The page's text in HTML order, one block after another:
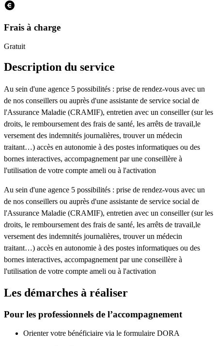
Frais à charge
Gratuit
Description du service
Au sein d'une agence 5 possibilités : prise de rendez-vous avec un
de nos conseillers ou auprès d'une assistante de service social de
l'Assurance Maladie (CRAMIF), entretien avec un conseiller (sur les
droits, le remboursement des frais de santé, les arrêts de travail,le
versement des indemnités journalières, trouver un médecin
traitant…) accès en autonomie à des postes informatiques ou des
bornes interactives, accompagnement par une conseillère à
l'utilisation de votre compte ameli ou à l'activation
Au sein d'une agence 5 possibilités : prise de rendez-vous avec un
de nos conseillers ou auprès d'une assistante de service social de
l'Assurance Maladie (CRAMIF), entretien avec un conseiller (sur les
droits, le remboursement des frais de santé, les arrêts de travail,le
versement des indemnités journalières, trouver un médecin
traitant…) accès en autonomie à des postes informatiques ou des
bornes interactives, accompagnement par une conseillère à
l'utilisation de votre compte ameli ou à l'activation
Les démarches à réaliser
Pour les professionnels de l’accompagnement
Orienter votre bénéficiaire via le formulaire DORA